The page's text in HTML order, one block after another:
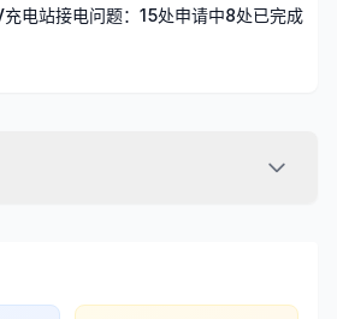
电站接电问题：15处申请中8处已完成